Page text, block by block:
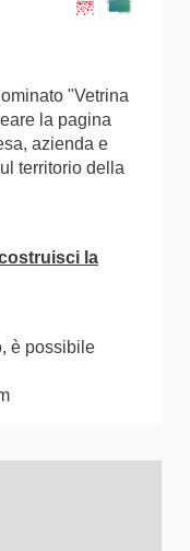
"Vetrina
la pagina
azienda e
territorio della
la
è possibile
presenta gli